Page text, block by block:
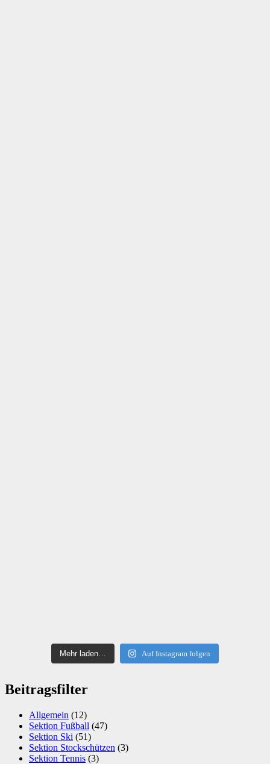
Mehr laden… Auf Instagram folgen
Beitragsfilter
Allgemein (12)
Sektion Fußball (47)
Sektion Ski (51)
Sektion Stockschützen (3)
Sektion Tennis (3)